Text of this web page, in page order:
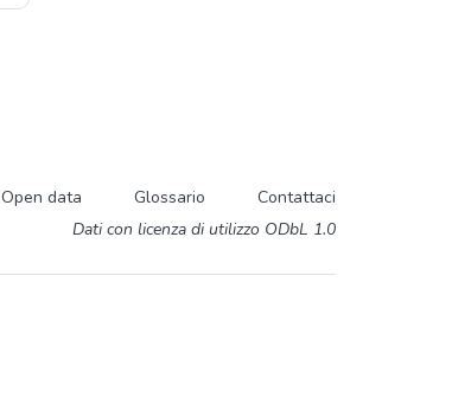
Open data Glossario
Contattaci
Dati con licenza di utilizzo ODbL 1.0